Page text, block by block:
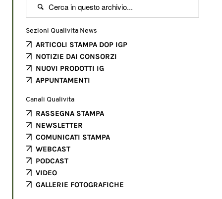

Sezioni Qualivita News
ARTICOLI STAMPA DOP IGP
NOTIZIE DAI CONSORZI
NUOVI PRODOTTI IG
APPUNTAMENTI
Canali Qualivita
RASSEGNA STAMPA
NEWSLETTER
COMUNICATI STAMPA
WEBCAST
PODCAST
VIDEO
GALLERIE FOTOGRAFICHE